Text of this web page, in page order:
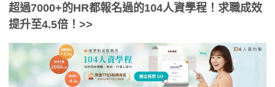
超過7000+的HR都報名過的104人資學程！求職成效
提升至4.5倍！>>